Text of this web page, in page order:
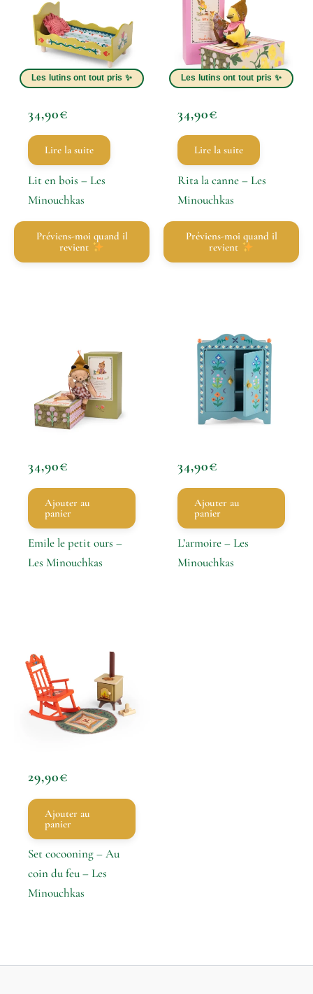
34,90€
Lire la suite
Lit en bois – Les
Minouchkas
Préviens-moi quand il
revient
34,90€
Lire la suite
Rita la canne – Les
Minouchkas
Préviens-moi quand il
revient
34,90€
Ajouter au
panier
Emile le petit ours –
Les Minouchkas
34,90€
Ajouter au
panier
L’armoire – Les
Minouchkas
29,90€
Ajouter au
panier
Set cocooning – Au
coin du feu – Les
Minouchkas